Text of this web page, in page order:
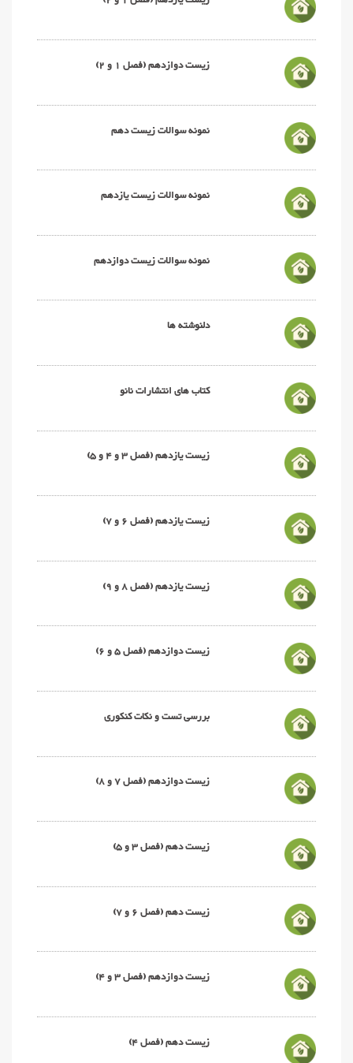
زیست دوازدهم (فصل 1 و 2)
نمونه سوالات زیست دهم
نمونه سوالات زیست یازدهم
نمونه سوالات زیست دوازدهم
دلنوشته ها
کتاب های انتشارات نانو
زیست یازدهم (فصل 3 و 4 و 5)
زیست یازدهم (فصل 6 و 7)
زیست یازدهم (فصل 8 و 9)
زیست دوازدهم (فصل 5 و 6)
بررسی تست و نکات کنکوری
زیست دوازدهم (فصل 7 و 8)
زیست دهم (فصل 3 و 5)
زیست دهم (فصل 6 و 7)
زیست دوازدهم (فصل 3 و 4)
زیست دهم (فصل 4)